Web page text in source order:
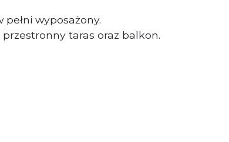
wyposażony.
taras oraz balkon.